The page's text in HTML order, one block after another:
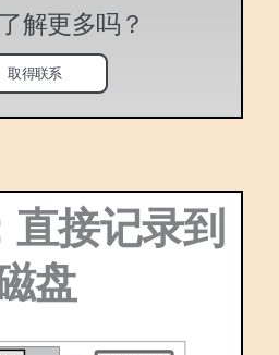
解更多吗？
取得联系
接记录到
盘